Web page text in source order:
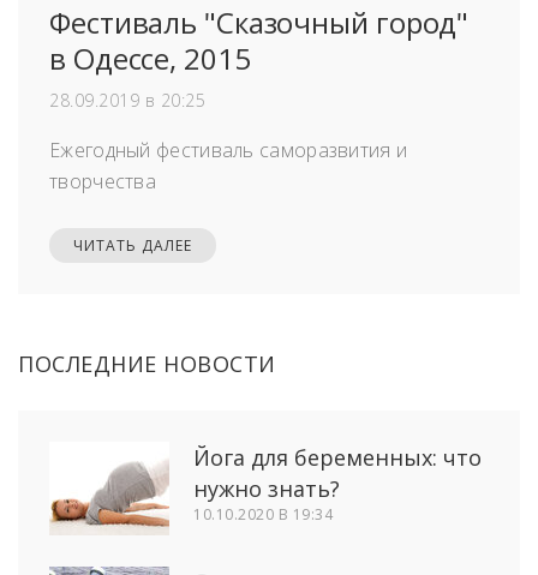
Фестиваль "Сказочный город"
в Одессе, 2015
28.09.2019 в 20:25
Ежегодный фестиваль саморазвития и
творчества
ЧИТАТЬ ДАЛЕЕ
ПОСЛЕДНИЕ НОВОСТИ
Йога для беременных: что
нужно знать?
10.10.2020 В 19:34